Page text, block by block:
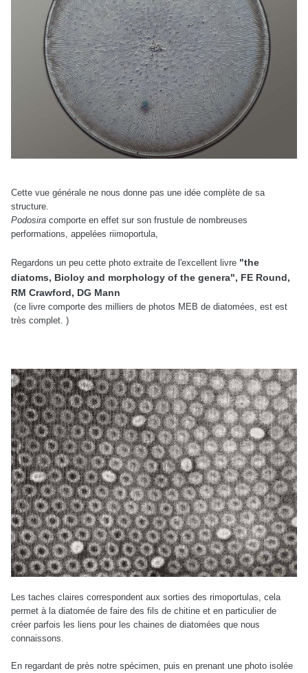
Cette vue générale ne nous donne pas une idée complète de sa
structure.
Podosira comporte en effet sur son frustule de nombreuses
performations, appelées riimoportula,
Regardons un peu cette photo extraite de l'excellent livre "the
diatoms, Bioloy and morphology of the genera", FE Round,
RM Crawford, DG Mann
(ce livre comporte des milliers de photos MEB de diatomées, est est
très complet. )
Les taches claires correspondent aux sorties des rimoportulas, cela
permet à la diatomée de faire des fils de chitine et en particulier de
créer parfois les liens pour les chaines de diatomées que nous
connaissons.
En regardant de près notre spécimen, puis en prenant une photo isolée